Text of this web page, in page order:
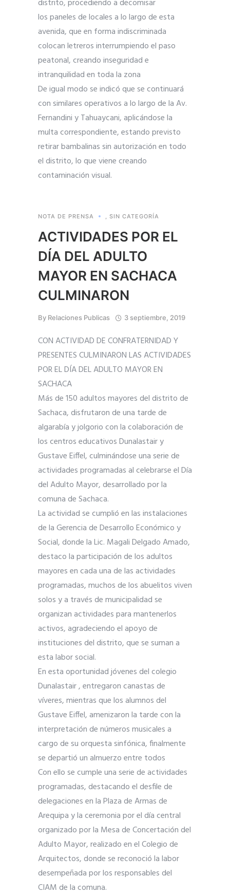
distrito, procediendo a decomisar
lospaneles de locales a lo largo de esta
avenida, que en forma indiscriminada
colocan letreros interrumpiendo el paso
peatonal, creando inseguridad e
intranquilidad en toda la zona
De igual modo se indicó que se continuará
con similares operativos a lo largo de la Av.
Fernandini y Tahuaycani, aplicándose la
multa correspondiente, estando previsto
retirar bambalinas sin autorización en todo
el distrito, lo que viene creando
contaminación visual.
NOTA DE PRENSA , SIN CATEGORÍA
ACTIVIDADES POR EL
DÍA DEL ADULTO
MAYOR EN SACHACA
CULMINARON
By Relaciones Publicas 3 septiembre, 2019
CON ACTIVIDAD DE CONFRATERNIDAD Y
PRESENTES CULMINARON LAS ACTIVIDADES
POR EL DÍA DEL ADULTO MAYOR EN
SACHACA
Más de 150 adultos mayores del distrito de
Sachaca, disfrutaron de una tarde de
algarabía y jolgorio con la colaboración de
los centros educativos Dunalastair y
Gustave Eiffel, culminándose una serie de
actividades programadas al celebrarse el Día
del Adulto Mayor, desarrollado por la
comuna de Sachaca.
La actividad se cumplió en las instalaciones
de la Gerencia de Desarrollo Económico y
Social, donde la Lic. Magali Delgado Amado,
destaco la participación de los adultos
mayores en cada una de las actividades
programadas, muchos de los abuelitos viven
solos y a través de municipalidad se
organizan actividades para mantenerlos
activos, agradeciendo el apoyo de
instituciones del distrito, que se suman a
esta labor social.
En esta oportunidad jóvenes del colegio
Dunalastair , entregaron canastas de
víveres, mientras que los alumnos del
Gustave Eiffel, amenizaron la tarde con la
interpretación de números musicales a
cargo de su orquesta sinfónica, finalmente
se departió un almuerzo entre todos
Con ello se cumple una serie de actividades
programadas, destacando el desfile de
delegaciones en la Plaza de Armas de
Arequipa y la ceremonia por el día central
organizado por la Mesa de Concertación del
Adulto Mayor, realizado en el Colegio de
Arquitectos, donde se reconoció la labor
desempeñada por los responsables del
CIAM de la comuna.